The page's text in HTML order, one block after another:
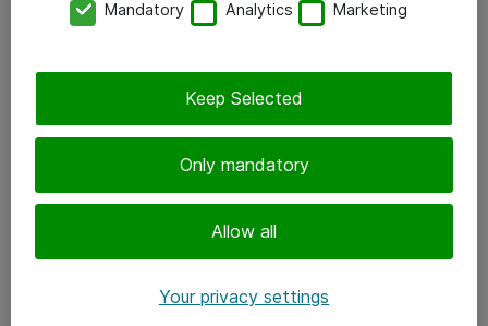
HANKINTA JA HALLINNOINTI
21-12-2023
SAM-tool part of Software Lifecycle
Mandatory Analytics Marketing
Only mandatory
Allow all
Keep Selected
Your privacy settings